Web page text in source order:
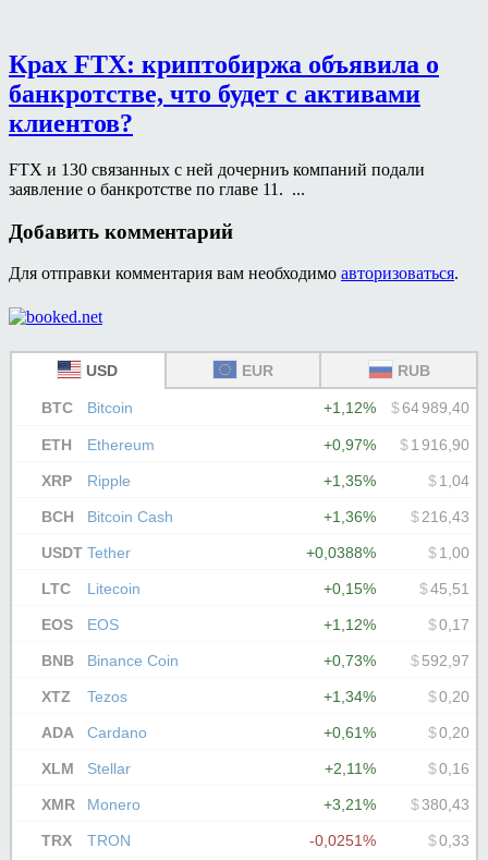
Крах FTX: криптобиржа объявила о
банкротстве, что будет с активами
клиентов?
FTX и 130 связанных с ней дочерниъ компаний подали
заявление о банкротстве по главе 11. ...
Добавить комментарий
Для отправки комментария вам необходимо авторизоваться.